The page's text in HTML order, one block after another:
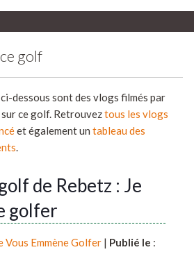
golf
dessous sont des vlogs filmés par
ce golf. Retrouveztous les vlogs
et également un tableau des
.
de Rebetz : Je
golfer
Vous Emmène Golfer | Publié le :